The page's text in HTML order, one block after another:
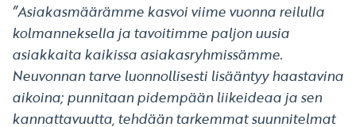
”Asiakasmäärämme kasvoi viime vuonna reilulla
kolmanneksella ja tavoitimme paljon uusia
asiakkaita kaikissa asiakasryhmissämme.
Neuvonnan tarve luonnollisesti lisääntyy haastavina
aikoina; punnitaan pidempään liikeideaa ja sen
kannattavuutta, tehdään tarkemmat suunnitelmat